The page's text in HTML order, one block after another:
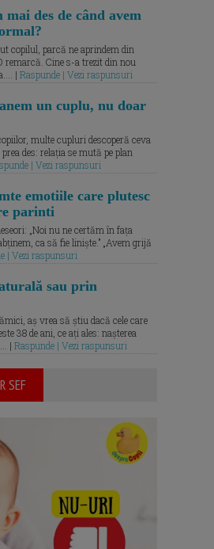
mai des de când avem
copilul, parcă ne aprindem din
remarcă. Cine s-a trezit din nou
| Raspunde | Vezi raspunsuri
un cuplu, nu doar
multe cupluri descoperă ceva
des: relația se mută pe plan
| Vezi raspunsuri
emotiile care plutesc
parinti
„Noi nu ne certăm în fața
ca să fie liniște.” „Avem grijă
| Vezi raspunsuri
sau prin
aș vrea să știu dacă cele care
38 de ani, ce ați ales: nașterea
| Raspunde | Vezi raspunsuri
SEF